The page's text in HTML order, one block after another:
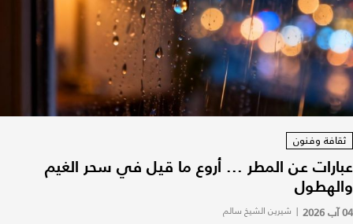
ثقافة وفنون
عبارات عن المطر ... أروع ما قيل في سحر الغيم
والهطول
04 آب 2026 | شيرين الشيخ سالم